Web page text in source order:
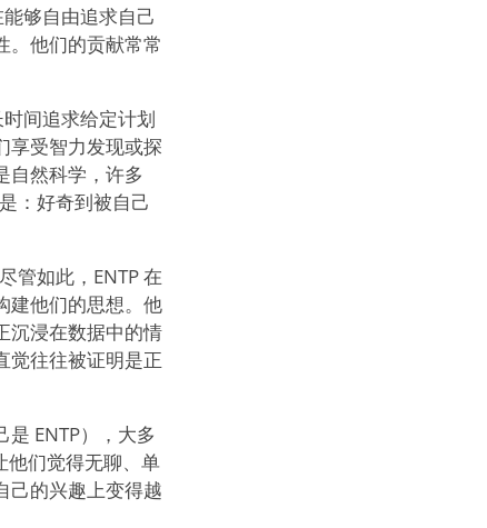
够自由追求自己
。他们的贡献常常
间追求给定计划
享受智力发现或探
自然科学，许多
：好奇到被自己
管如此，ENTP 在
建他们的思想。他
沉浸在数据中的情
觉往往被证明是正
ENTP），大多
他们觉得无聊、单
己的兴趣上变得越